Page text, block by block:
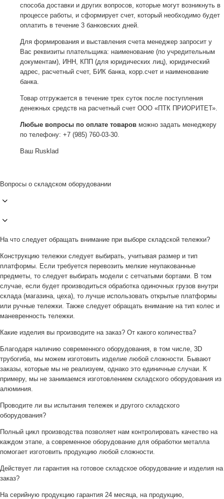
способа доставки и других вопросов, которые могут возникнуть в
процессе работы, и сформирует счет, который необходимо будет
оплатить в течение 3 банковских дней.
Для формирования и выставления счета менеджер запросит у
Вас реквизиты плательщика: наименование (по учредительным
документам), ИНН, КПП (для юридических лиц), юридический
адрес, расчетный счет, БИК банка, корр.счет и наименование
банка.
Товар отгружается в течение трех суток после поступления
денежных средств на расчетный счет ООО «ПТК ПРИОРИТЕТ».
Любые вопросы по оплате товаров можно задать менеджеру
по телефону: +7 (985) 760-03-30.
Ваш Rusklad
Вопросы о складском оборудовании
На что следует обращать внимание при выборе складской тележки?
Конструкцию тележки следует выбирать, учитывая размер и тип
платформы. Если требуется перевозить мелкие неупакованные
предметы, то следует выбирать модели с сетчатыми бортами. В том
случае, если будет производиться обработка одиночных грузов внутри
склада (магазина, цеха), то лучше использовать открытые платформы
или ручные тележки. Также следует обращать внимание на тип колес и
маневренность тележки.
Какие изделия вы производите на заказ? От какого количества?
Благодаря наличию современного оборудования, в том числе, 3D
трубогиба, мы можем изготовить изделие любой сложности. Бывают
заказы, которые мы не реализуем, однако это единичные случаи. К
примеру, мы не занимаемся изготовлением складского оборудования из
алюминия.
Проводите ли вы испытания тележек и другого складского
оборудования?
Полный цикл производства позволяет нам контролировать качество на
каждом этапе, а современное оборудование для обработки металла
помогает изготовить продукцию любой сложности.
Действует ли гарантия на готовое складское оборудование и изделия на
заказ?
На серийную продукцию гарантия 24 месяца, на продукцию,